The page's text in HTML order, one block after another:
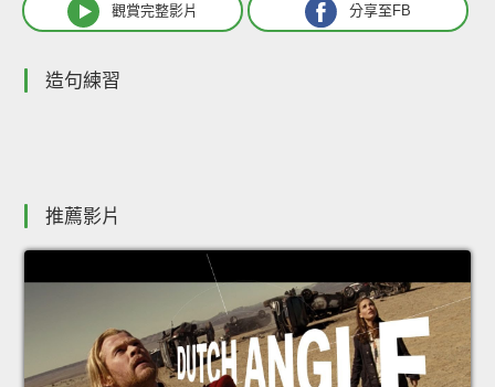
觀賞完整影片 分享至FB
造句練習
推薦影片